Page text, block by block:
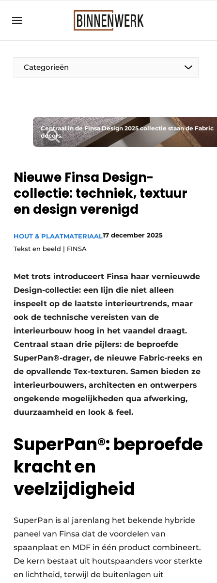
Aanmelden
Bedrijven
Binnenwerk | Hét magazine voor de
Direct contact
Evenement aanmelden
Nieuwsbrief
Podcasts
Privacy / Cookie statement
Vacatures
Categorieën
Centraal in de Finsa Design 2025 collectie staan de Fabric
decors.
Nieuwe Finsa Design-
collectie: techniek, textuur
en design verenigd
HOUT & PLAATMATERIAAL17 december 2025
Tekst en beeld | FINSA
Met trots introduceert Finsa haar vernieuwde
Design-collectie: een lijn die niet alleen
inspeelt op de laatste interieurtrends, maar
ook de technische vereisten van de
interieurbouw hoog in het vaandel draagt.
Centraal staan drie pijlers: de beproefde
SuperPan®-drager, de nieuwe Fabric-reeks en
de opvallende Tex-texturen. Samen bieden ze
interieurbouwers, architecten en ontwerpers
ongekende mogelijkheden qua afwerking,
duurzaamheid en look & feel.
SuperPan®: beproefde
kracht en
veelzijdigheid
SuperPan is al jarenlang het bekende hybride
paneel van Finsa dat de voordelen van
spaanplaat en MDF in één product combineert.
De kern bestaat uit houtspaanders voor sterkte
en lichtheid, terwijl de buitenlagen uit